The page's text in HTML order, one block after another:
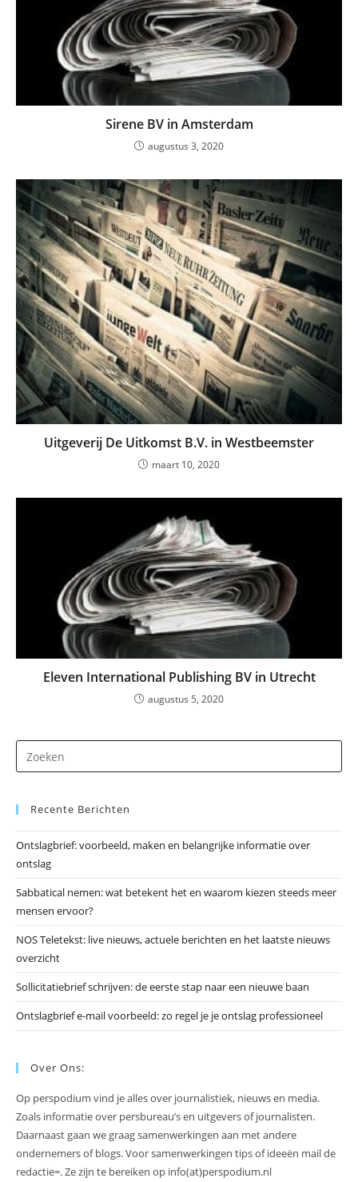
Sirene BV in Amsterdam
augustus 3, 2020
Uitgeverij De Uitkomst B.V. in Westbeemster
maart 10, 2020
Eleven International Publishing BV in Utrecht
augustus 5, 2020
op
Recente Berichten
Ontslagbrief: voorbeeld, maken en belangrijke informatie over
ontslag
Sabbatical nemen: wat betekent het en waarom kiezen steeds meer
mensen ervoor?
NOS Teletekst: live nieuws, actuele berichten en het laatste nieuws
overzicht
Sollicitatiebrief schrijven: de eerste stap naar een nieuwe baan
Ontslagbrief e-mail voorbeeld: zo regel je je ontslag professioneel
Over Ons:
Op perspodium vind je alles over journalistiek, nieuws en media.
Zoals informatie over persbureau’s en uitgevers of journalisten.
Daarnaast gaan we graag samenwerkingen aan met andere
ondernemers of blogs. Voor samenwerkingen tips of ideeën mail de
redactie=. Ze zijn te bereiken op info(at)perspodium.nl